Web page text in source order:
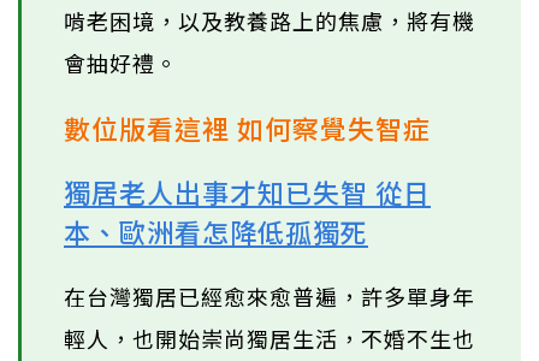
啃老困境，以及教養路上的焦慮，將有機
會抽好禮。
數位版看這裡 如何察覺失智症
獨居老人出事才知已失智 從日
本、歐洲看怎降低孤獨死
在台灣獨居已經愈來愈普遍，許多單身年
輕人，也開始崇尚獨居生活，不婚不生也